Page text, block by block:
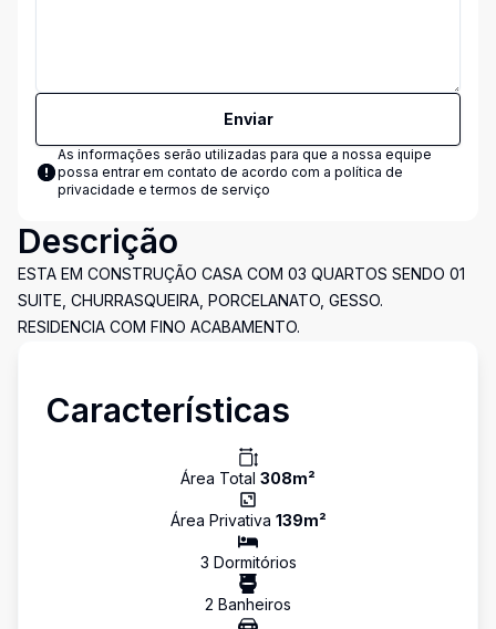
Enviar
As informações serão utilizadas para que a nossa equipe
possa entrar em contato de acordo com a política de
privacidade e termos de serviço
Descrição
ESTA EM CONSTRUÇÃO CASA COM 03 QUARTOS SENDO 01
SUITE, CHURRASQUEIRA, PORCELANATO, GESSO.
RESIDENCIA COM FINO ACABAMENTO.
Características
Área Total 308m²
Área Privativa 139m²
3 Dormitórios
2 Banheiros